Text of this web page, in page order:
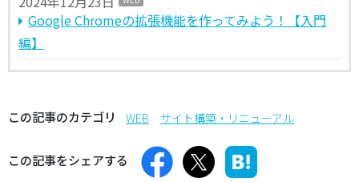
Google Chromeの拡張機能を作ってみよう！【入門
編】
この記事のカテゴリ WEB サイト構築・リニューアル
この記事をシェアする